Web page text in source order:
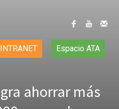
INTRANET Espacio ATA
ahorrar más